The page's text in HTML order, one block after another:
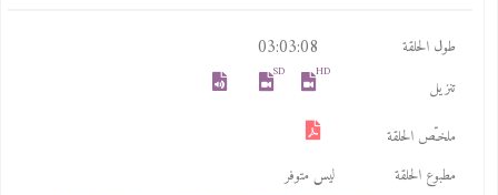
طول الحلقة 03:03:08
تنزيل
HD
SD
ملخـّص الحلقة
مطبوع الحلقة
ليس متوفر